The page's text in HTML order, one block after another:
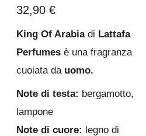
32,90 €
King Of Arabia di Lattafa
Perfumes è una fragranza
cuoiata da uomo.
Note di testa: bergamotto,
lampone
Note di cuore: legno di